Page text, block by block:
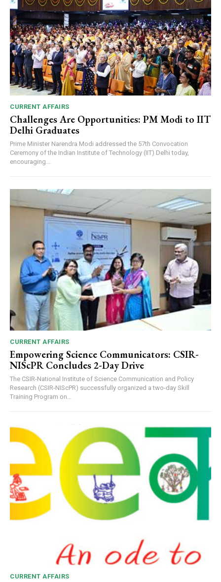
CURRENT AFFAIRS
Challenges Are Opportunities: PM Modi to IIT
Delhi Graduates
Prime Minister Narendra Modi addressed the 57th Convocation
Ceremony of the Indian Institute of Technology (IIT) Delhi today,
encouraging...
CURRENT AFFAIRS
Empowering Science Communicators: CSIR-
NIScPR Concludes 2-Day Drive
The CSIR-National Institute of Science Communication and Policy
Research (CSIR-NIScPR) successfully organized a two-day Skill
Training Program on...
CURRENT AFFAIRS